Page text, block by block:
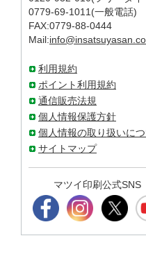
0779-69-1011(一般電話)
FAX:0779-88-0444
Mail:
利用規約
ポイント利用規約
通信販売法規
個人情報保護方針
個人情報の取り扱いに
サイトマップ
マツイ印刷公式SNS